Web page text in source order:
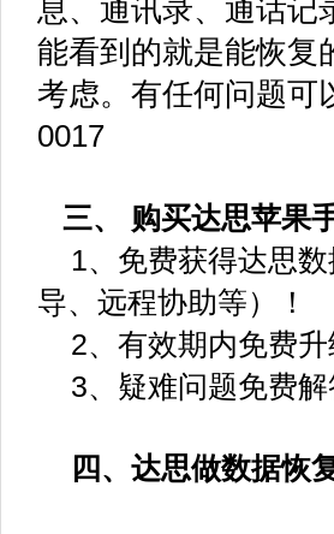
息、通讯录、通话记
能看到的就是能恢复
考虑。有任何问题可
0017
三、 购买达思苹果
1、免费获得达思数
导、远程协助等）！
2、有效期内免费升
3、疑难问题免费解
四、达思做数据恢